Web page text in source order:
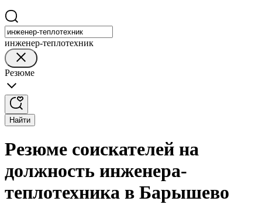
инженер-теплотехник
Резюме
Найти
Резюме соискателей на
должность инженера-
теплотехника в Барышево